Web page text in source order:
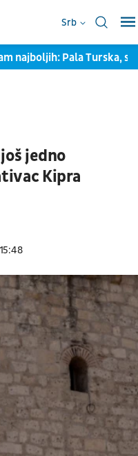
Srb
najboljih: Pala Turska,
jedno
Kipra
15:48